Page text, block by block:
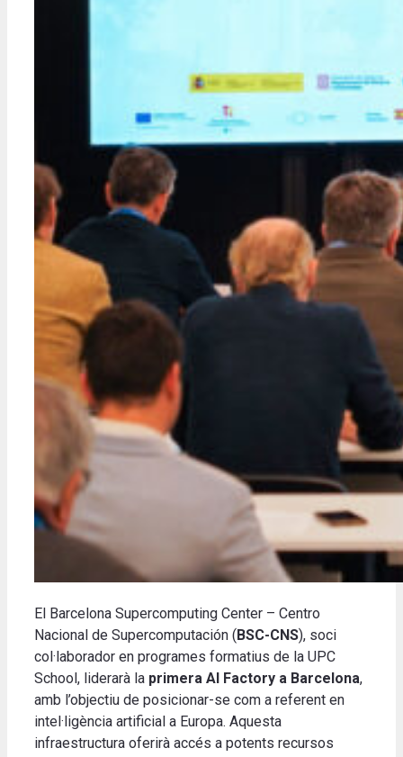
El Barcelona Supercomputing Center – Centro
Nacional de Supercomputación (BSC-CNS), soci
col·laborador en programes formatius de la UPC
School, liderarà la primera AI Factory a Barcelona,
amb l’objectiu de posicionar-se com a referent en
intel·ligència artificial a Europa. Aquesta
infraestructura oferirà accés a potents recursos